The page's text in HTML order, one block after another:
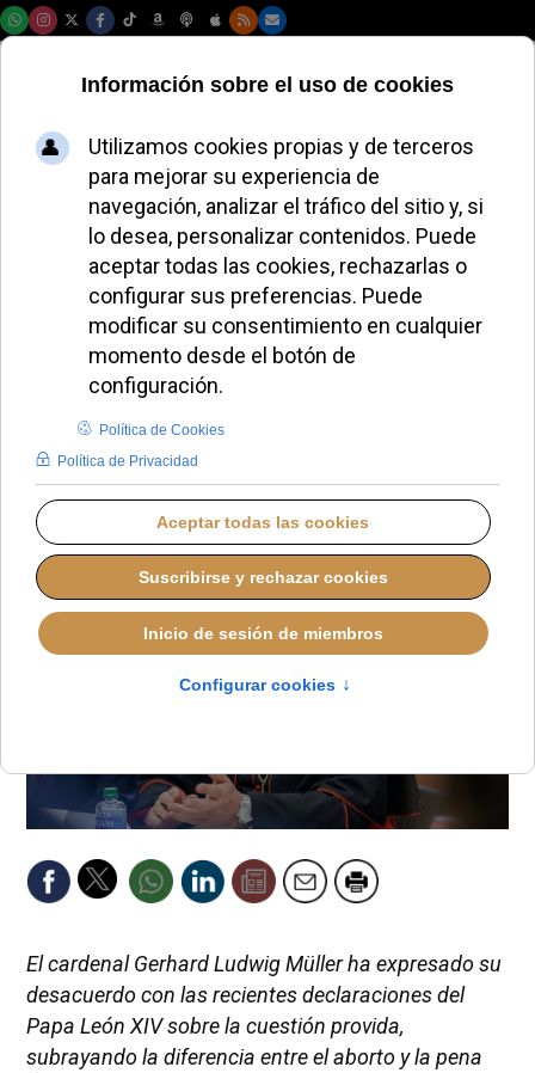
El cardenal Müller
discrepa del Papa
León XIV sobre el
aborto y la pena de
muerte
El cardenal Gerhard Ludwig Müller ha expresado su
desacuerdo con las recientes declaraciones del
Papa León XIV sobre la cuestión provida,
subrayando la diferencia entre el aborto y la pena